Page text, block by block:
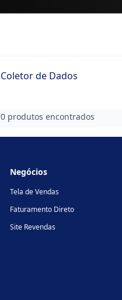
Coletor de Dados
0 produtos encontrados
Negócios
Tela de Vendas
Faturamento Direto
Site Revendas